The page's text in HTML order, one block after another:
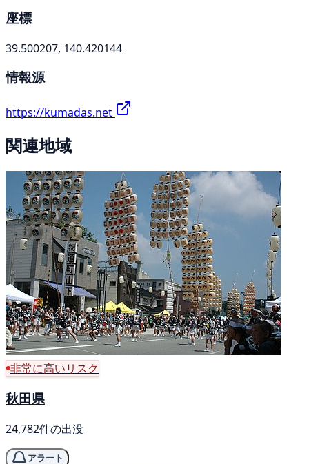
座標
39.500207, 140.420144
情報源
https://kumadas.net
関連地域
非常に高いリスク
秋田県
24,782件の出没
アラート